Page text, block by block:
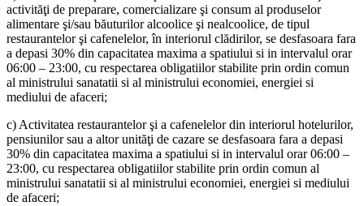
activităţi de preparare, comercializare şi consum al produselor
alimentare şi/sau băuturilor alcoolice şi nealcoolice, de tipul
restaurantelor şi cafenelelor, în interiorul clădirilor, se desfasoara fara
a depasi 30% din capacitatea maxima a spatiului si in intervalul orar
06:00 – 23:00, cu respectarea obligatiilor stabilite prin ordin comun
al ministrului sanatatii si al ministrului economiei, energiei si
mediului de afaceri;
c) Activitatea restaurantelor şi a cafenelelor din interiorul hotelurilor,
pensiunilor sau a altor unităţi de cazare se desfasoara fara a depasi
30% din capacitatea maxima a spatiului si in intervalul orar 06:00 –
23:00, cu respectarea obligatiilor stabilite prin ordin comun al
ministrului sanatatii si al ministrului economiei, energiei si mediului
de afaceri;